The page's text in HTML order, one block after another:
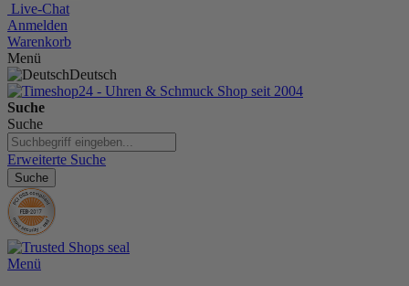
Live-Chat
Anmelden
Warenkorb
Menü
Deutsch
Suche
Suche
Erweiterte Suche
Suche
Menü